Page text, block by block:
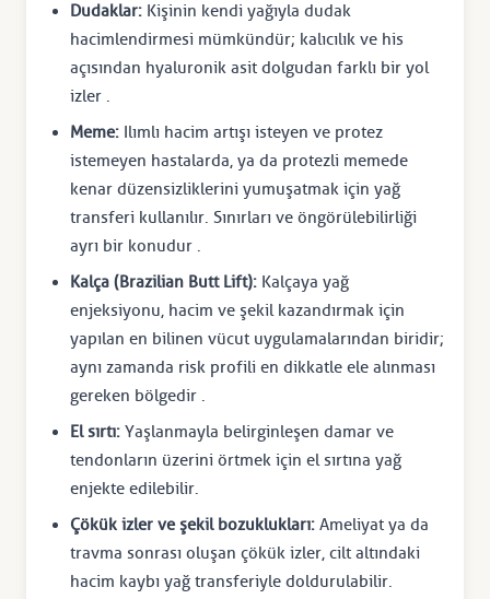
Dudaklar: Kişinin kendi yağıyla dudak
hacimlendirmesi mümkündür; kalıcılık ve his
açısından hyaluronik asit dolgudan farklı bir yol
izler .
Meme: Ilımlı hacim artışı isteyen ve protez
istemeyen hastalarda, ya da protezli memede
kenar düzensizliklerini yumuşatmak için yağ
transferi kullanılır. Sınırları ve öngörülebilirliği
ayrı bir konudur .
Kalça (Brazilian Butt Lift): Kalçaya yağ
enjeksiyonu, hacim ve şekil kazandırmak için
yapılan en bilinen vücut uygulamalarından biridir;
aynı zamanda risk profili en dikkatle ele alınması
gereken bölgedir .
El sırtı: Yaşlanmayla belirginleşen damar ve
tendonların üzerini örtmek için el sırtına yağ
enjekte edilebilir.
Çökük izler ve şekil bozuklukları: Ameliyat ya da
travma sonrası oluşan çökük izler, cilt altındaki
hacim kaybı yağ transferiyle doldurulabilir.